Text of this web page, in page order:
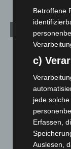
Aktuelle Beiträge
Brand im
eingedämmt
Region
Roten Kreuz
5. August 2026
Mann läuft mit
Zeugen
Betroffene
c)
jede
Erfassen,
Auslesen,